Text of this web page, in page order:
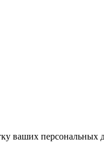
ваших персональных